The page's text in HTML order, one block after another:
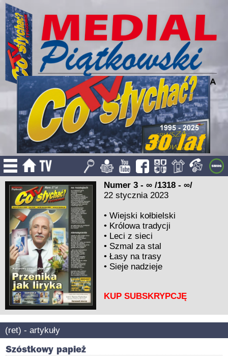
Numer 3 - ∞ /1318 - ∞/
22 stycznia 2023
•Wiejski kołbielski
• Królowa tradycji
• Leci z sieci
• Szmal za stal
•Łasy na trasy
• Sieje nadzieje
KUP SUBSKRYPCJĘ
(ret) - artykuły
Szóstkowy papież